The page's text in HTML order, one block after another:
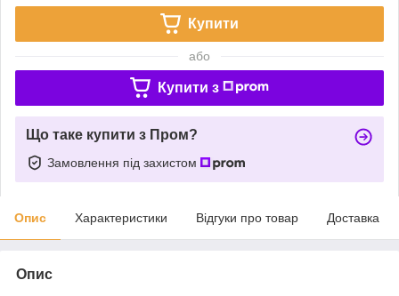
Купити
або
Купити з
Що таке купити з Пром?
Замовлення під захистом
Опис Характеристики Відгуки про товар Доставка
Опис